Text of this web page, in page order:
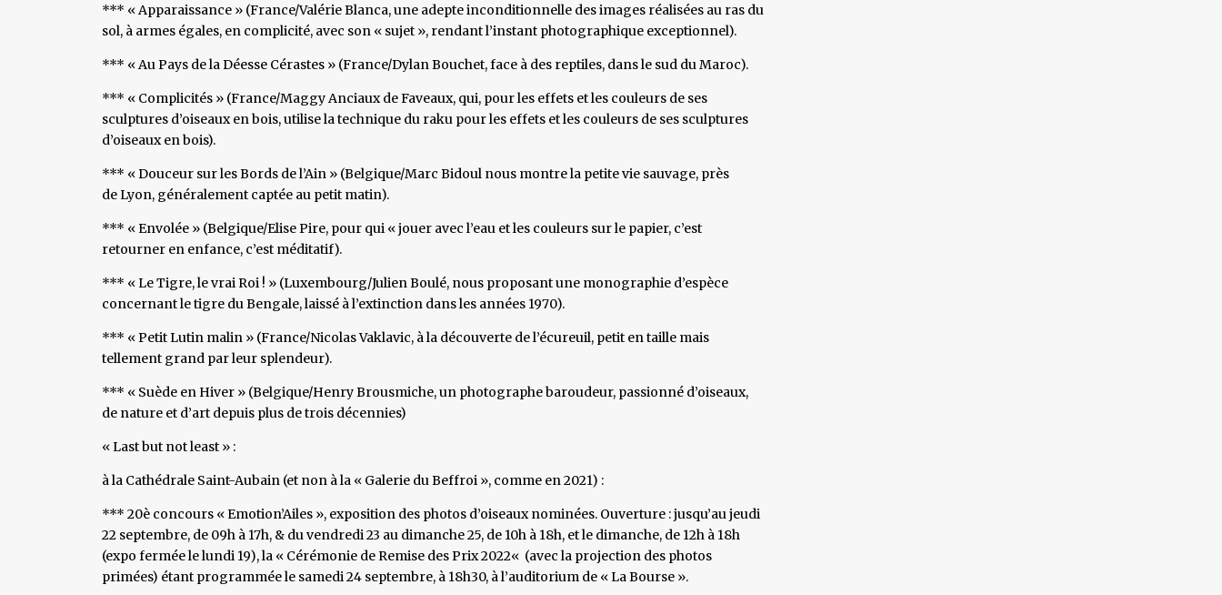
*** « Apparaissance » (France/Valérie Blanca, une adepte inconditionnelle des images réalisées au ras du
sol, à armes égales, en complicité, avec son « sujet », rendant l’instant photographique exceptionnel).
*** « Au Pays de la Déesse Cérastes » (France/Dylan Bouchet, face à des reptiles, dans le sud du Maroc).
*** « Complicités » (France/Maggy Anciaux de Faveaux, qui, pour les effets et les couleurs de ses
sculptures d’oiseaux en bois, utilise la technique du raku pour les effets et les couleurs de ses sculptures
d’oiseaux en bois).
*** « Douceur sur les Bords de l’Ain » (Belgique/Marc Bidoul nous montre la petite vie sauvage, près
de Lyon, généralement captée au petit matin).
*** « Envolée » (Belgique/Elise Pire, pour qui « jouer avec l’eau et les couleurs sur le papier, c’est
retourner en enfance, c’est méditatif).
*** « Le Tigre, le vrai Roi ! » (Luxembourg/Julien Boulé, nous proposant une monographie d’espèce
concernant le tigre du Bengale, laissé à l’extinction dans les années 1970).
*** « Petit Lutin malin » (France/Nicolas Vaklavic, à la découverte de l’écureuil, petit en taille mais
tellement grand par leur splendeur).
*** « Suède en Hiver » (Belgique/Henry Brousmiche, un photographe baroudeur, passionné d’oiseaux,
de nature et d’art depuis plus de trois décennies)
« Last but not least » :
à la Cathédrale Saint-Aubain (et non à la « Galerie du Beffroi », comme en 2021) :
*** 20è concours « Emotion’Ailes », exposition des photos d’oiseaux nominées. Ouverture : jusqu’au jeudi
22 septembre, de 09h à 17h, & du vendredi 23 au dimanche 25, de 10h à 18h, et le dimanche, de 12h à 18h
(expo fermée le lundi 19), la « Cérémonie de Remise des Prix 2022« (avec la projection des photos
primées) étant programmée le samedi 24 septembre, à 18h30, à l’auditorium de « La Bourse ».